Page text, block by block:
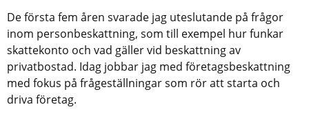
De första fem åren svarade jag uteslutande på frågor
inom personbeskattning, som till exempel hur funkar
skattekonto och vad gäller vid beskattning av
privatbostad. Idag jobbar jag med företagsbeskattning
med fokus på frågeställningar som rör att starta och
driva företag.